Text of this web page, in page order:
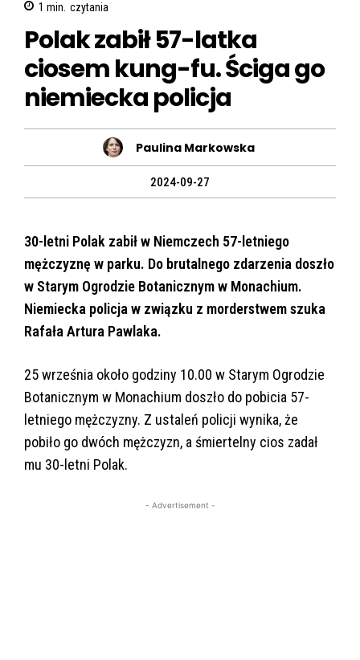
1 min. czytania
Polak zabił 57-latka
ciosem kung-fu. Ściga go
niemiecka policja
Paulina Markowska
2024-09-27
30-letni Polak zabił w Niemczech 57-letniego
mężczyznę w parku. Do brutalnego zdarzenia doszło
w Starym Ogrodzie Botanicznym w Monachium.
Niemiecka policja w związku z morderstwem szuka
Rafała Artura Pawlaka.
25 września około godziny 10.00 w Starym Ogrodzie
Botanicznym w Monachium doszło do pobicia 57-
letniego mężczyzny. Z ustaleń policji wynika, że
pobiło go dwóch mężczyzn, a śmiertelny cios zadał
mu 30-letni Polak.
- Advertisement -